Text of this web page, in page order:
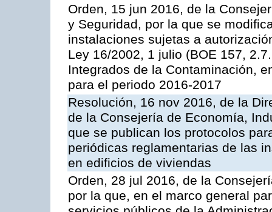
Orden, 15 jun 2016, de la
y Seguridad, por la que se
instalaciones sujetas a
Ley 16/2002, 1 julio (BOE 157,
Integrados de la Contaminación,
para el periodo 2016-2017
Resolución, 16 nov 2016, de la
de la Consejería de Economía,
que se publican los protocolos
periódicas reglamentarias de las
en edificios de viviendas
Orden, 28 jul 2016, de la
por la que, en el marco general